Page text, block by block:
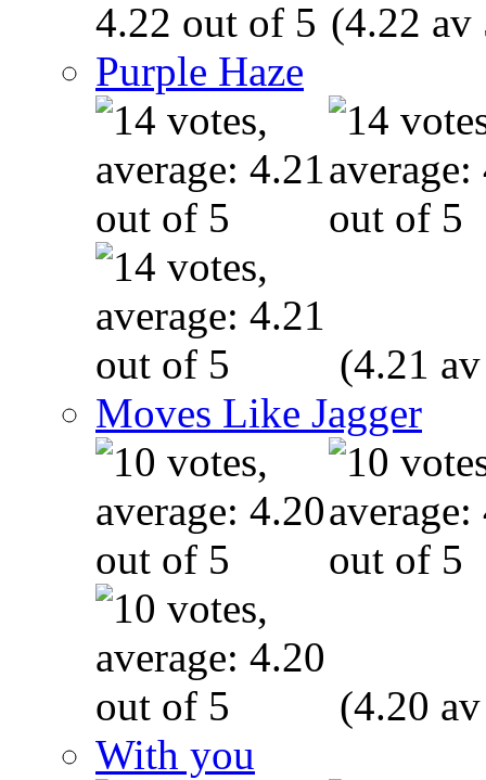
(4.22 av
Purple Haze
(4.21
Moves Like Jagger
(4.20
With you